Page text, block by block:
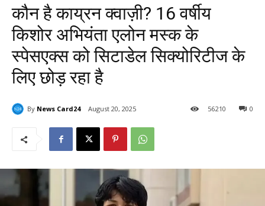
कौन है काय्रन क्वाज़ी? 16 वर्षीय
किशोर अभियंता एलोन मस्क के
स्पेसएक्स को सिटाडेल सिक्योरिटीज के
लिए छोड़ रहा है
By News Card24 August 20, 2025 0
56210